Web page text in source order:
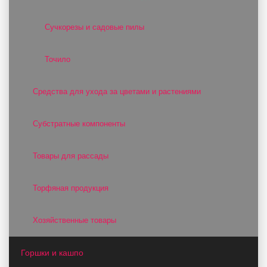
Сучкорезы и садовые пилы
Точило
Средства для ухода за цветами и растениями
Субстратные компоненты
Товары для рассады
Торфяная продукция
Хозяйственные товары
Горшки и кашпо